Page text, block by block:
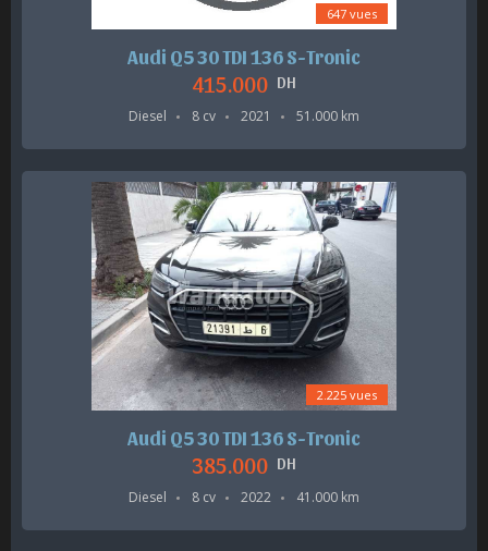
647 vues
Audi Q5 30 TDI 136 S-Tronic
415.000 DH
Diesel 8 cv 2021 51.000 km
2.225 vues
Audi Q5 30 TDI 136 S-Tronic
385.000 DH
Diesel 8 cv 2022 41.000 km